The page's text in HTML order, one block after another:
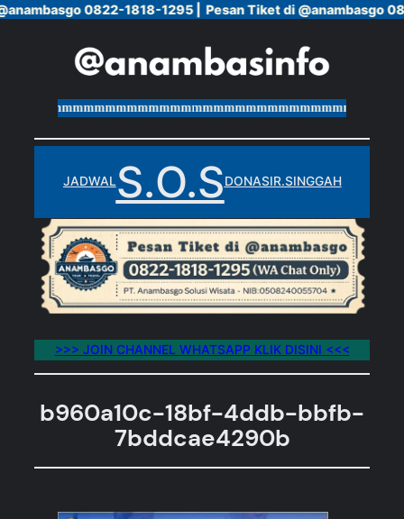
0822-1818-1295 | Pesan Tiket di @anambasgo
JADWALS.O.SDONASIR.SINGGAH
>>> JOIN CHANNEL WHATSAPP KLIK DISINI <<<
b960a10c-18bf-4ddb-bbfb-
7bddcae4290b
0822-1818-1295 | Pesan Tiket di @anambasgo